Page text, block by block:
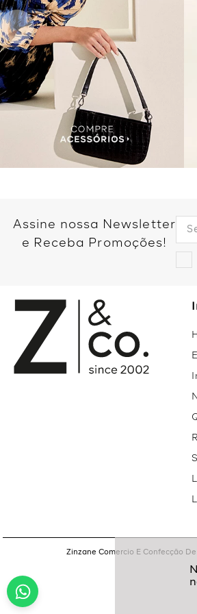
Assine nossa Newsletter
e Receba Promoções!
Zinzane Comercio E Confecção